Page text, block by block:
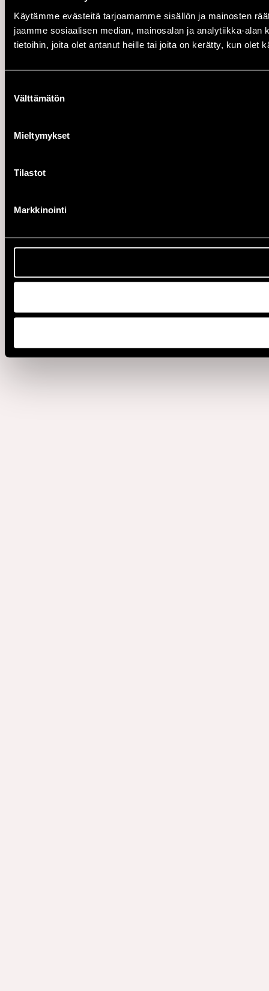
Käytämme evästeitä tarjoamamme sisällön ja mainosten
jaamme sosiaalisen median, mainosalan ja analytiikka-
tietoihin, joita olet antanut heille tai joita on kerätty, kun olet
valinta
Välttämätön
Mieltymykset
Tilastot
Markkinointi